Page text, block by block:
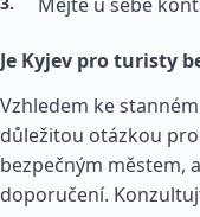
Je Kyjev pro turisty
Vzhledem ke
důležitou otázkou
bezpečným městem,
doporučení.